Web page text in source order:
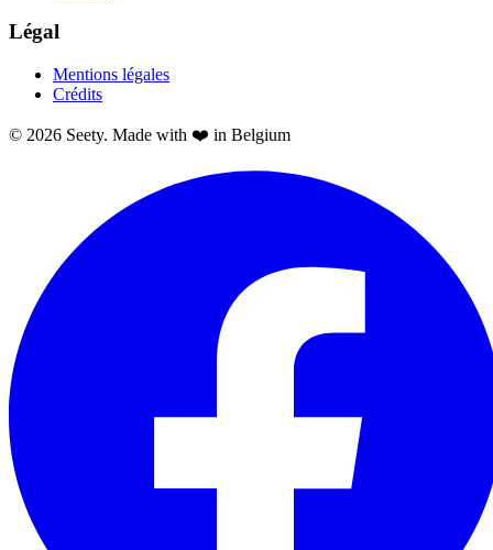
Légal
Mentions légales
Crédits
© 2026 Seety. Made with ❤️ in Belgium